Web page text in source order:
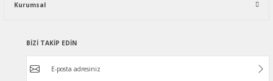
Kurumsal
BİZİ TAKİP EDİN